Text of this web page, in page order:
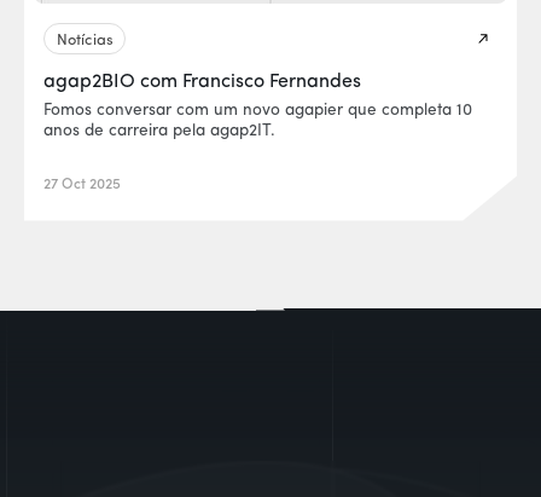
Notícias
agap2BIO com Francisco Fernandes
Fomos conversar com um novo agapier que completa 10
anos de carreira pela agap2IT.
27 Oct 2025